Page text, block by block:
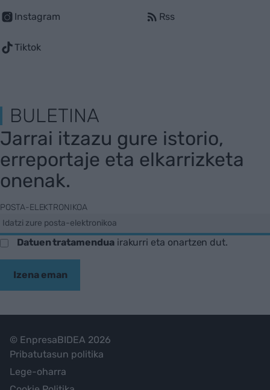
Instagram
Tiktok
Rss
BULETINA
Jarrai itzazu gure istorio,
erreportaje eta elkarrizketa
onenak.
POSTA-ELEKTRONIKOA
Datuen tratamenduairakurri eta onartzen dut.
Izena eman
© EnpresaBIDEA 2026
Pribatutasun politika
Lege-oharra